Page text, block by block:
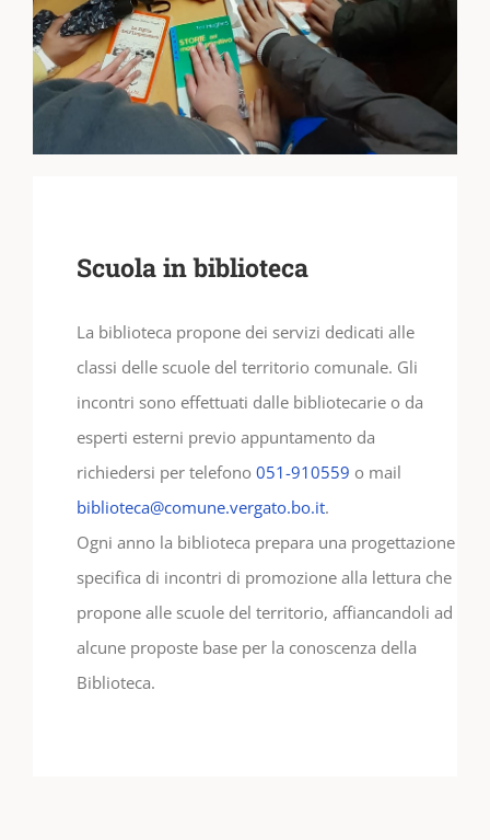
Scuola in biblioteca
La biblioteca propone dei servizi dedicati alle
classi delle scuole del territorio comunale. Gli
incontri sono effettuati dalle bibliotecarie o da
esperti esterni previo appuntamento da
richiedersi per telefono 051-910559 o mail
biblioteca@comune.vergato.bo.it.
Ogni anno la biblioteca prepara una progettazione
specifica di incontri di promozione alla lettura che
propone alle scuole del territorio, affiancandoli ad
alcune proposte base per la conoscenza della
Biblioteca.